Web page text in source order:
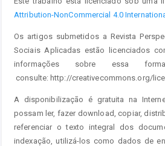
Attribution-NonCommercial 4.0
Os artigos submetidos a Revista
Sociais Aplicadas estão licenciados
informações sobre essa
consulte: http://creativecommons.org/
A disponibilização é gratuita na
possam ler, fazer download, copiar,
referenciar o texto integral dos
indexação, utilizá-los como dados de